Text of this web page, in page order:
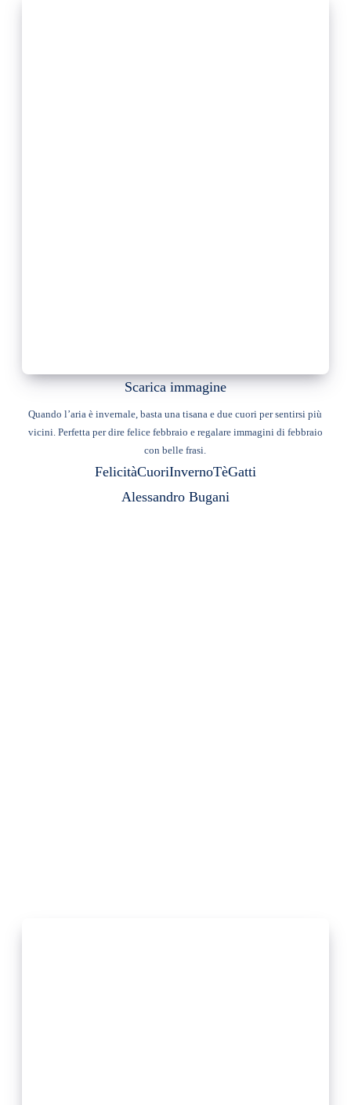
Scarica immagine
Quando l’aria è invernale, basta una tisana e due cuori per sentirsi più
vicini. Perfetta per dire felice febbraio e regalare immagini di febbraio
con belle frasi.
FelicitàCuoriInvernoTèGatti
Alessandro Bugani